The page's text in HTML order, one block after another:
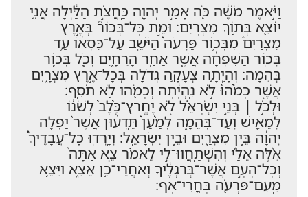
וַיֹּ֣אמֶר מֹשֶׁ֔ה כֹּ֖ה אָמַ֣ר יְהוָ֑ה כַּֽחֲצֹ֣ת הַלַּ֔יְלָה אֲנִ֥י
יוֹצֵ֖א בְּת֥וֹךְ מִצְרָֽיִם׃ וּמֵ֣ת כָּל־בְּכוֹר֮ בְּאֶ֣רֶץ
מִצְרַיִם֒ מִבְּכ֤וֹר פַּרְעֹה֙ הַיֹּשֵׁ֣ב עַל־כִּסְא֔וֹ עַ֚ד
בְּכ֣וֹר הַשִּׁפְחָ֔ה אֲשֶׁ֖ר אַחַ֣ר הָֽרֵחָ֑יִם וְכֹ֖ל בְּכ֥וֹר
בְּהֵמָֽה׃ וְהָ֥יְתָ֛ה צְעָקָ֥ה גְדֹלָ֖ה בְּכָל־אֶ֣רֶץ מִצְרָ֑יִם
אֲשֶׁ֤ר כָּמֹ֨הוּ֙ לֹ֣א נִֽהְיָ֔תָה וְכָמֹ֖הוּ לֹ֥א תֹסִֽף׃
וּלְכֹ֣ל ׀ בְּנֵ֣י יִשְׂרָאֵ֗ל לֹ֤א יֶֽחֱרַץ־כֶּ֨לֶב֙ לְשֹׁנ֔וֹ
לְמֵאִ֖ישׁ וְעַד־בְּהֵמָ֑ה לְמַ֨עַן֙ תֵּֽדְע֔וּן אֲשֶׁר֙ יַפְלֶ֣ה
יְהוָ֔ה בֵּ֥ין מִצְרַ֖יִם וּבֵ֥ין יִשְׂרָאֵֽל׃ וְיָֽרְד֣וּ כָל־עֲבָדֶיךָ֩
אֵ֨לֶּה אֵלַ֜י וְהִשְׁתַּֽחֲווּ־לִ֣י לֵאמֹ֗ר צֵ֤א אַתָּה֙
וְכָל־הָעָ֣ם אֲשֶׁר־בְּרַגְלֶ֔יךָ וְאַֽחֲרֵי־כֵ֖ן אֵצֵ֑א וַיֵּצֵ֥א
מֵֽעִם־פַּרְעֹ֖ה בָּֽחֳרִי־אָֽף׃